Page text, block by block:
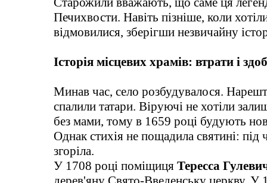
Печихвости. Навіть пізніше, коли
відмовилися, зберігши незвичайну
Історія місцевих храмів: втрати і
Минав час, село розбудувалося.
спалили татари. Віруючі не хотіли
без мами, тому в 1659 році будують
Однак стихія не пощадила святині: під
згоріла.
У 1708 році поміщиця Тересса